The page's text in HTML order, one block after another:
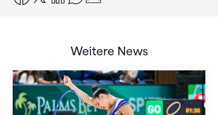
Weitere News
Nächster Halt: Weltmeisterschaft